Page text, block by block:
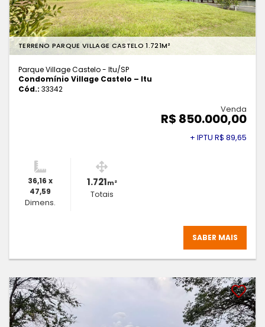
TERRENO PARQUE VILLAGE CASTELO 1.721M²
Parque Village Castelo - Itu/SP
Condomínio Village Castelo – Itu
Cód.: 33342
Venda
R$ 850.000,00
+ IPTU R$ 89,65
36,16 x
47,59
Dimens.
1.721m²
Totais
SABER MAIS